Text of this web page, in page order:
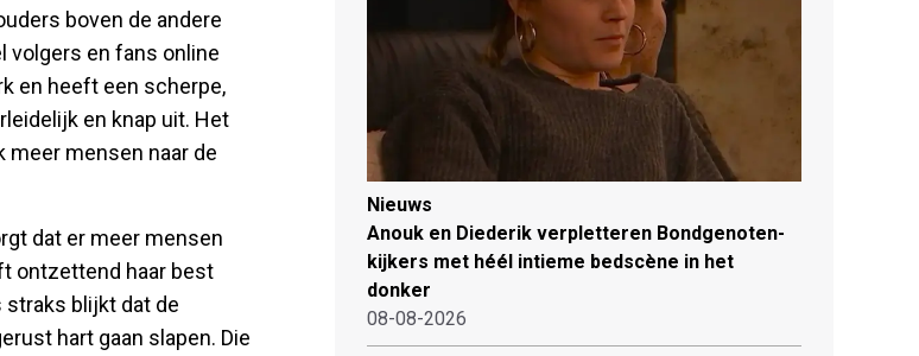
boven de andere
volgers en fans online
en heeft een scherpe,
en knap uit. Het
meer mensen naar de
dat er meer mensen
ontzettend haar best
straks blijkt dat de
hart gaan slapen. Die
Nieuws
Anouk en Diederik verpletteren Bondgenoten-
kijkers met héél intieme bedscène in het
donker
08-08-2026